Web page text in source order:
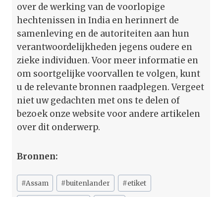
over de werking van de voorlopige
hechtenissen in India en herinnert de
samenleving en de autoriteiten aan hun
verantwoordelijkheden jegens oudere en
zieke individuen. Voor meer informatie en
om soortgelijke voorvallen te volgen, kunt
u de relevante bronnen raadplegen. Vergeet
niet uw gedachten met ons te delen of
bezoek onze website voor andere artikelen
over dit onderwerp.
Bronnen:
Bericht
tags:
#Assam #buitenlander #etiket